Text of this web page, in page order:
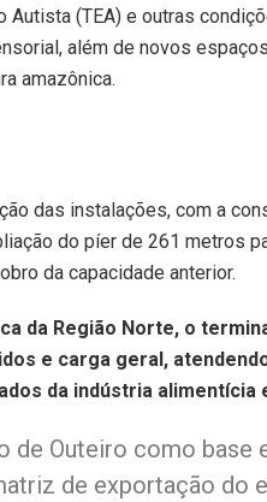
(TEA) e outras
além de novos
amazônica.
das instalações, com a
do píer de 261 metros
da capacidade anterior.
da Região Norte, o
e carga geral,
da indústria alimentícia
de Outeiro como base
de exportação do